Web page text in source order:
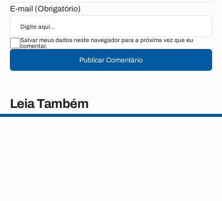
E-mail (Obrigatório)
Salvar meus dados neste navegador para a próxima vez que eu
comentar.
Publicar Comentário
Leia Também